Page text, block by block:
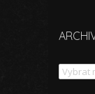
Archivy